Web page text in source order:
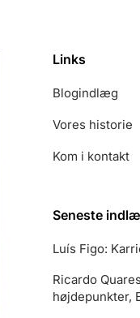
Links
Blogindlæg
Vores historie
Kom i kontakt
Seneste
Luís Figo:
Ricardo
højdepunkter,